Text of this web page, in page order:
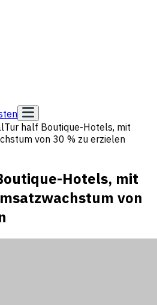
half Boutique-Hotels, mit
von 30 % zu erzielen
Hotels, mit
von